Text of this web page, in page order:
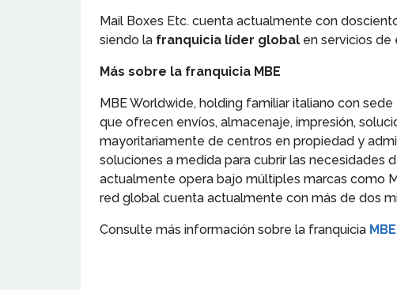
Mail Boxes Etc. cuenta actualmente con
siendo la franquicia líder global en servicios de
Más sobre la franquicia MBE
MBE Worldwide, holding familiar italiano con
que ofrecen envíos, almacenaje, impresión,
mayoritariamente de centros en propiedad y
soluciones a medida para cubrir las necesidades
actualmente opera bajo múltiples marcas como
red global cuenta actualmente con más de dos
Consulte más información sobre la franquicia MBE